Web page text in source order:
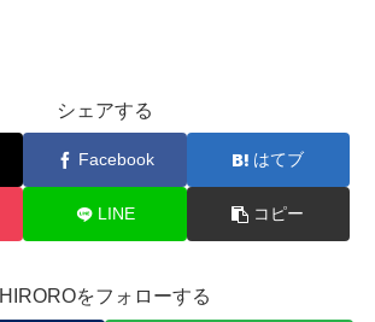
シェアする
Facebook はてブ
LINE コピー
HIROROをフォローする